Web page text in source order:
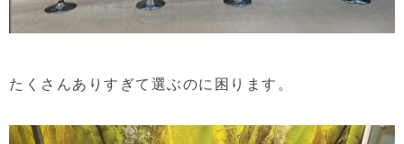
たくさんありすぎて選ぶのに困ります。